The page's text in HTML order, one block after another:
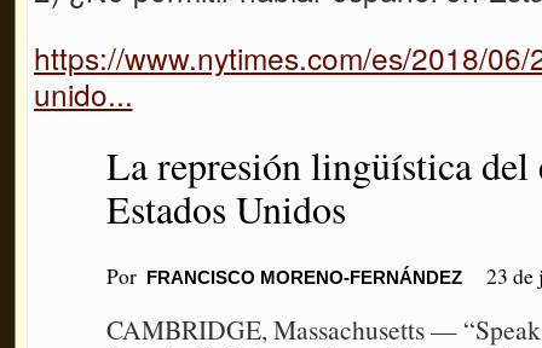
https://www.nytimes.com/es/2018/
unido...
La represión lingüística del
Estados Unidos
Por FRANCISCO MORENO-FERNÁNDEZ 23 de
CAMBRIDGE, Massachusetts —